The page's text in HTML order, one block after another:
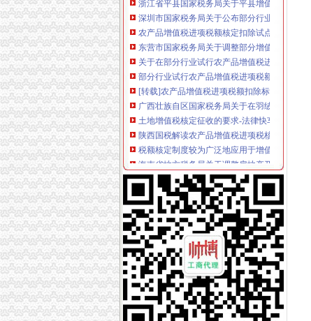
深圳市国家税务局关于公布部分行业农产品增
农产品增值税进项税额核定扣除试点实施办法_
东营市国家税务局关于调整部分增值税防伪税
关于在部分行业试行农产品增值税进项税额核
部分行业试行农产品增值税进项税额核定扣除
[转载]农产品增值税进项税额扣除标准应履行核
广西壮族自区国家税务局关于在羽绒加工行业
土地增值税核定征收的要求-法律快车税法
陕西国税解读农产品增值税进项税核定扣除办
税额核定制度较为广泛地应用于增值税、营业
海南省地方税务局关于调整房地产开发项目土
《海南省地方税务局关于调整房地产开发项目
北京市地方税务局关于土地增值税核定扣除项
宁夏回族自区土地增值税核定征收管理办法（
农产品增值税进项税额核定扣除办法有关问题_
关于产品增值税进项税额核定扣除办法的公告_
河北省国家税务局-信息公开-农产品增值税进
广西出台缫丝加工行业增值税核定扣除新政策-
国家税务总局关于在部分行业试行农产品增值
对《关于调整房地产开发项目土地增值税核定
关于在部分行业试行农产品增值税进项税额核
山东关于下达部分企业农产品增值税进项税额